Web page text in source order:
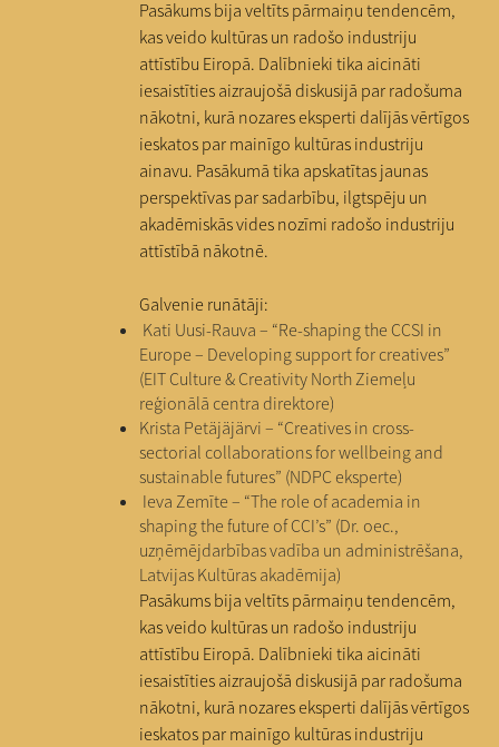
Pasākums bija veltīts pārmaiņu tendencēm,
kas veido kultūras un radošo industriju
attīstību Eiropā. Dalībnieki tika aicināti
iesaistīties aizraujošā diskusijā par radošuma
nākotni, kurā nozares eksperti dalījās vērtīgos
ieskatos par mainīgo kultūras industriju
ainavu. Pasākumā tika apskatītas jaunas
perspektīvas par sadarbību, ilgtspēju un
akadēmiskās vides nozīmi radošo industriju
attīstībā nākotnē.
Galvenie runātāji:
Kati Uusi-Rauva – “Re-shaping the CCSI in
Europe – Developing support for creatives”
(EIT Culture & Creativity North Ziemeļu
reģionālā centra direktore)
Krista Petäjäjärvi – “Creatives in cross-
sectorial collaborations for wellbeing and
sustainable futures” (NDPC eksperte)
Ieva Zemīte – “The role of academia in
shaping the future of CCI’s” (Dr. oec.,
uzņēmējdarbības vadība un administrēšana,
Latvijas Kultūras akadēmija)
Pasākums bija veltīts pārmaiņu tendencēm,
kas veido kultūras un radošo industriju
attīstību Eiropā. Dalībnieki tika aicināti
iesaistīties aizraujošā diskusijā par radošuma
nākotni, kurā nozares eksperti dalījās vērtīgos
ieskatos par mainīgo kultūras industriju